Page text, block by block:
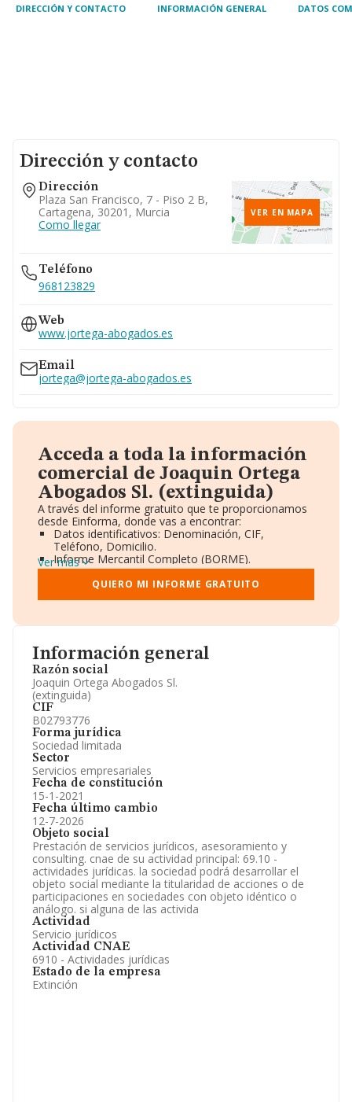
las activida
DIRECCIÓN Y CONTACTO INFORMACIÓN GENERAL DATOS
Información general
Razón social
Joaquin Ortega Abogados Sl.
(extinguida)
CIF
B02793776
Forma jurídica
Sociedad limitada
Sector
Servicios empresariales
Fecha de constitución
15-1-2021
Fecha último cambio
12-7-2026
Objeto social
Prestación de servicios jurídicos, asesoramiento y
consulting. cnae de su actividad principal: 69.10 -
actividades jurídicas. la sociedad podrá desarrollar el
objeto social mediante la titularidad de acciones o de
participaciones en sociedades con objeto idéntico o
análogo. si alguna de las activida
Actividad
Servicio jurídicos
Actividad CNAE
6910 - Actividades jurídicas
Estado de la empresa
Extinción
Dirección y contacto
Dirección
Plaza San Francisco, 7 - Piso 2 B,
Cartagena, 30201, Murcia
Como llegar
VER EN MAPA
Teléfono
968123829
Web
www.jortega-abogados.es
Email
jortega@jortega-abogados.es
Acceda a toda la información
comercial de Joaquin Ortega
Abogados Sl. (extinguida)
A través del informe gratuito que te proporcionamos
desde Einforma, donde vas a encontrar:
Datos identificativos: Denominación, CIF,
Teléfono, Domicilio.
Informe Mercantil Completo (BORME).
Gráficos de Evolución Ventas y Empleados.
Consejo de Administración y Administradores.
Directivos y Ejecutivos.
Información oficial y registral complementaria.
Ver más
QUIERO MI INFORME GRATUITO